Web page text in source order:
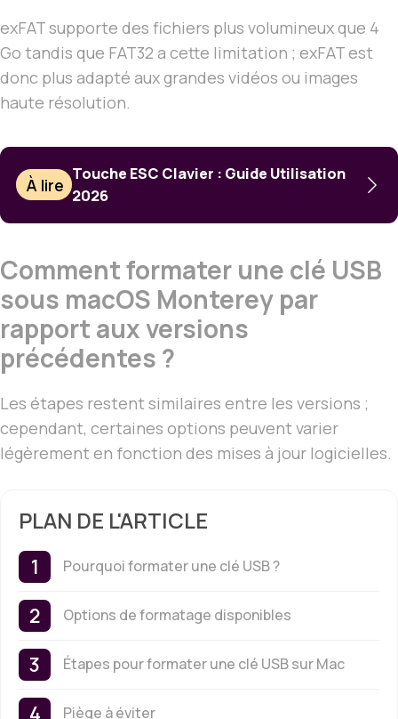
exFAT supporte des fichiers plus volumineux que 4
Go tandis que FAT32 a cette limitation ; exFAT est
donc plus adapté aux grandes vidéos ou images
haute résolution.
À lire
Touche ESC Clavier : Guide Utilisation
2026
Comment formater une clé USB
sous macOS Monterey par
rapport aux versions
précédentes ?
Les étapes restent similaires entre les versions ;
cependant, certaines options peuvent varier
légèrement en fonction des mises à jour logicielles.
PLAN DE L'ARTICLE
Pourquoi formater une clé USB ?
Options de formatage disponibles
Étapes pour formater une clé USB sur Mac
Piège à éviter